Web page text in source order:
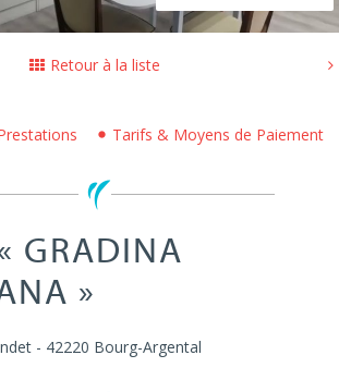
Retour à la liste
Tarifs & Moyens de Paiement
GRADINA
»
- 42220 Bourg-Argental